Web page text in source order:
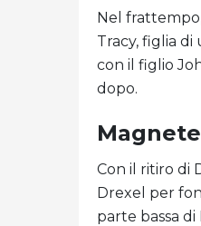
Nel
Tracy, figlia
con il figlio
dopo.
Con il ritiro di
Drexel per
parte bassa